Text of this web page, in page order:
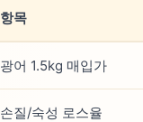
항목
광어 1.5kg 매입가
손질/숙성 로스율